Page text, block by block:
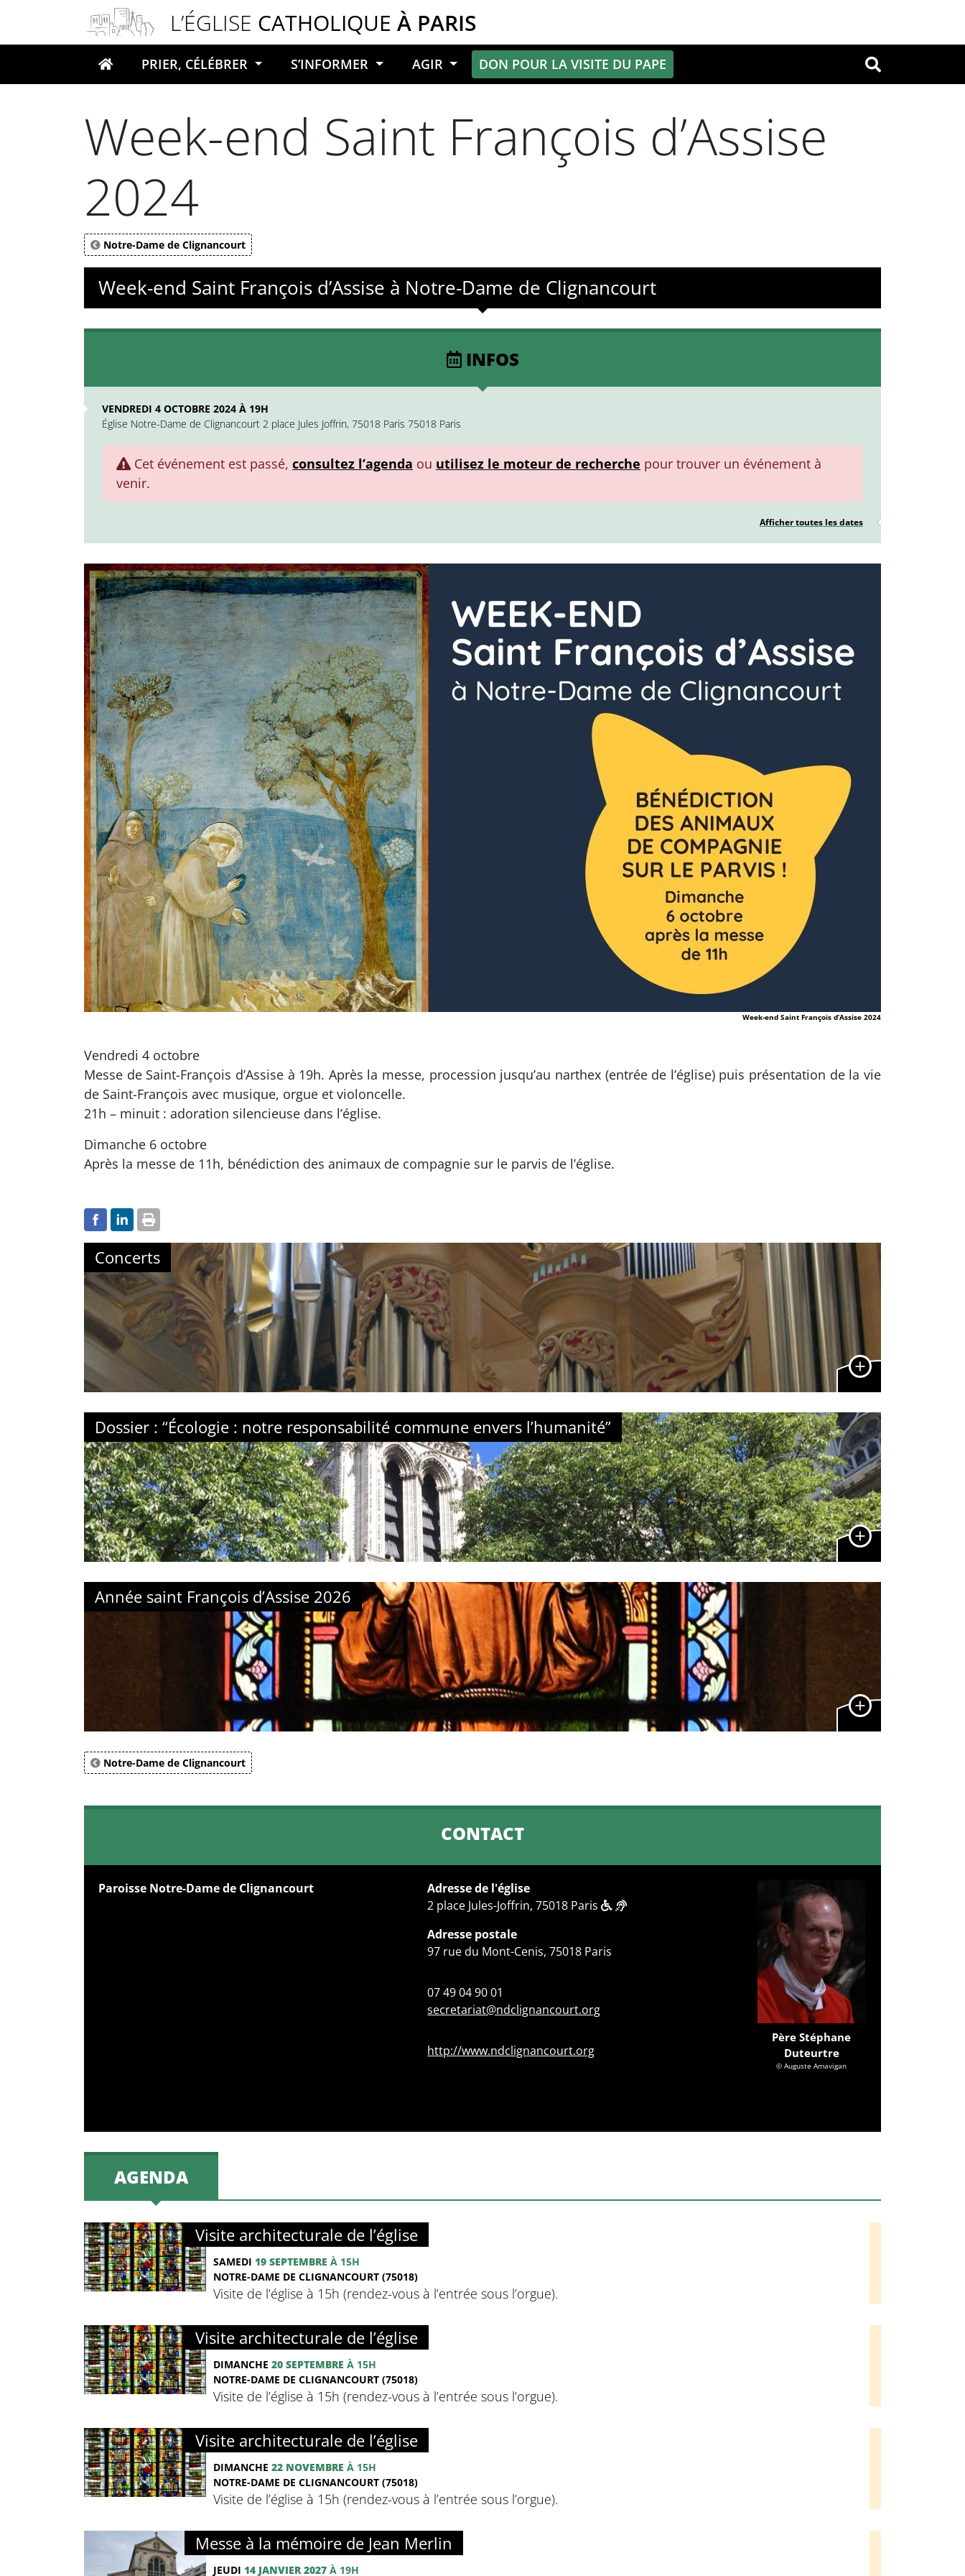
L’ÉGLISE CATHOLIQUE À PARIS
Votre recherche OK
PRIER, CÉLÉBRER S’INFORMER AGIR DON POUR LA VISITE DU PAPE
Week-end Saint François d’Assise
2024
Notre-Dame de Clignancourt
Week-end Saint François d’Assise à Notre-Dame de Clignancourt
INFOS
VENDREDI 4 OCTOBRE 2024 À 19H
Église Notre-Dame de Clignancourt 2 place Jules Joffrin, 75018 Paris 75018 Paris
Cet événement est passé, consultez l’agenda ou utilisez le moteur de recherche pour trouver un événement à
venir.
Afficher toutes les dates
Week-end Saint François d’Assise 2024
Vendredi 4 octobre
Messe de Saint-François d’Assise à 19h. Après la messe, procession jusqu’au narthex (entrée de l’église) puis présentation de la vie
de Saint-François avec musique, orgue et violoncelle.
21h – minuit : adoration silencieuse dans l’église.
Dimanche 6 octobre
Après la messe de 11h, bénédiction des animaux de compagnie sur le parvis de l’église.
Concerts
Dossier : “Écologie : notre responsabilité commune envers l’humanité”
Année saint François d’Assise 2026
Notre-Dame de Clignancourt
CONTACT
Paroisse Notre-Dame de Clignancourt
Adresse de l'église
2 place Jules-Joffrin, 75018 Paris
Adresse postale
97 rue du Mont-Cenis, 75018 Paris
07 49 04 90 01
secretariat@ndclignancourt.org
http://www.ndclignancourt.org
Père Stéphane
Duteurtre
© Auguste Amavigan
AGENDA
Visite architecturale de l’église
SAMEDI 19 SEPTEMBRE À 15H
NOTRE-DAME DE CLIGNANCOURT (75018)
Visite de l’église à 15h (rendez-vous à l’entrée sous l’orgue).
Visite architecturale de l’église
DIMANCHE 20 SEPTEMBRE À 15H
NOTRE-DAME DE CLIGNANCOURT (75018)
Visite de l’église à 15h (rendez-vous à l’entrée sous l’orgue).
Visite architecturale de l’église
DIMANCHE 22 NOVEMBRE À 15H
NOTRE-DAME DE CLIGNANCOURT (75018)
Visite de l’église à 15h (rendez-vous à l’entrée sous l’orgue).
Messe à la mémoire de Jean Merlin
JEUDI 14 JANVIER 2027 À 19H
Panneau de gestion des cookies